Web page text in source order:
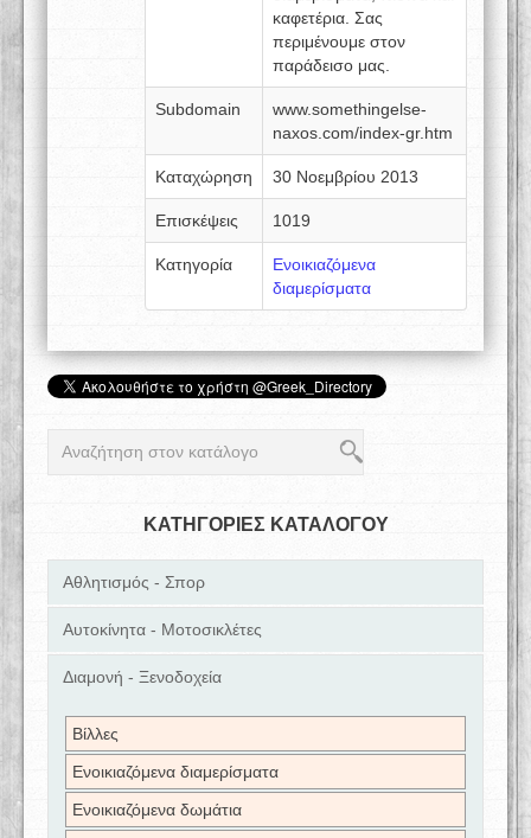
καφετέρια. Σας
περιμένουμε στον
παράδεισο μας.
Subdomain
www.somethingelse-
naxos.com/index-gr.htm
Καταχώρηση 30 Νοεμβρίου 2013
Επισκέψεις 1019
Κατηγορία
Ενοικιαζόμενα
διαμερίσματα
ΚΑΤΗΓΟΡΙΕΣ ΚΑΤΑΛΟΓΟΥ
Αθλητισμός - Σπορ
Αυτοκίνητα - Μοτοσικλέτες
Διαμονή - Ξενοδοχεία
Βίλλες
Ενοικιαζόμενα διαμερίσματα
Ενοικιαζόμενα δωμάτια